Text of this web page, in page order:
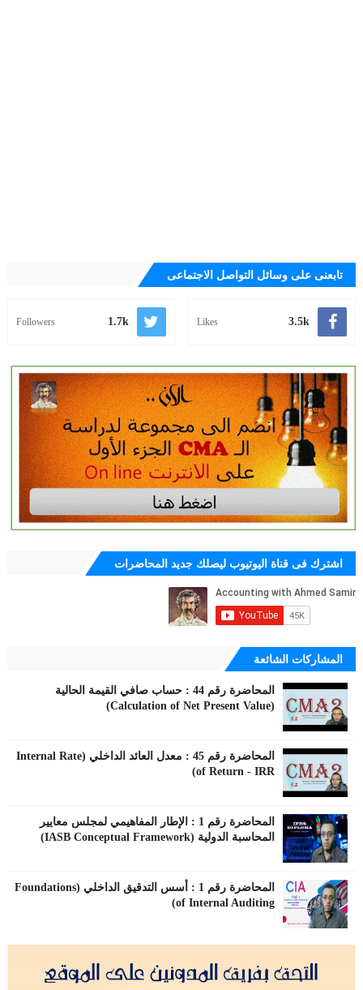
تابعنى على وسائل التواصل الاجتماعى
3.5k
Likes
1.7k
Followers
اشترك فى قناة اليوتيوب ليصلك جديد المحاضرات
المشاركات الشائعة
المحاضرة رقم 44 : حساب صافي القيمة الحالية
(Calculation of Net Present Value)
المحاضرة رقم 45 : معدل العائد الداخلي (Internal Rate
of Return - IRR)
المحاضرة رقم 1 : الإطار المفاهيمي لمجلس معايير
المحاسبة الدولية (IASB Conceptual Framework)
المحاضرة رقم 1 : أسس التدقيق الداخلي (Foundations
of Internal Auditing)